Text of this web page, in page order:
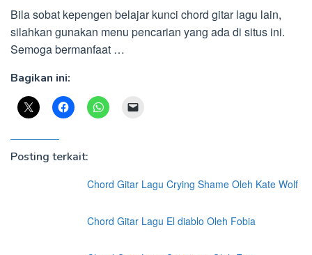
Bila sobat kepengen belajar kunci chord gitar lagu lain,
silahkan gunakan menu pencarian yang ada di situs ini.
Semoga bermanfaat …
Bagikan ini:
Posting terkait:
Chord Gitar Lagu Crying Shame Oleh Kate Wolf
Chord Gitar Lagu El diablo Oleh Fobia